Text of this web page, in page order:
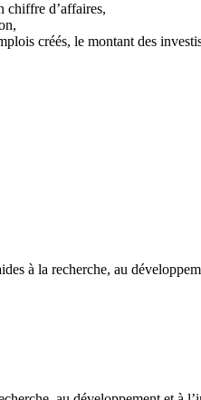
chiffre d’affaires,
créés, le montant des
à la recherche, au